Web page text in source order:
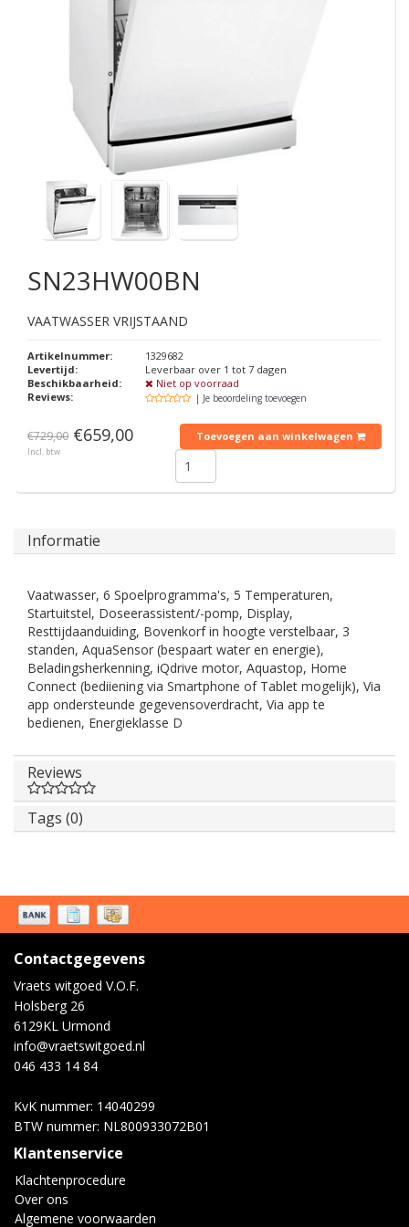
SN23HW00BN
VAATWASSER VRIJSTAAND
Artikelnummer:
1329682
Levertijd:
Leverbaar over 1 tot 7 dagen
Beschikbaarheid:
Niet op voorraad
Reviews:
| Je beoordeling toevoegen
€729,00 €659,00
Incl. btw
Toevoegen aan winkelwagen
Informatie
Vaatwasser, 6 Spoelprogramma's, 5 Temperaturen,
Startuitstel, Doseerassistent/-pomp, Display,
Resttijdaanduiding, Bovenkorf in hoogte verstelbaar, 3
standen, AquaSensor (bespaart water en energie),
Beladingsherkenning, iQdrive motor, Aquastop, Home
Connect (bediiening via Smartphone of Tablet mogelijk), Via
app ondersteunde gegevensoverdracht, Via app te
bedienen, Energieklasse D
Reviews
Tags (0)
Contactgegevens
Vraets witgoed V.O.F.
Holsberg 26
6129KL Urmond
info@vraetswitgoed.nl
046 433 14 84
KvK nummer: 14040299
BTW nummer: NL800933072B01
Klantenservice
Klachtenprocedure
Over ons
Algemene voorwaarden